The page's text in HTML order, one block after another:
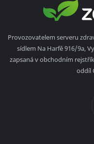
Provozovatelem serveru
sídlem Na Harfě 916/9a,
zapsaná v obchodním
oddíl